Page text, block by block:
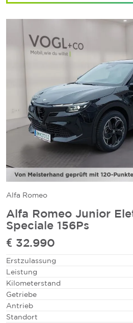
Alfa Romeo
Alfa Romeo Junior
Speciale 156Ps
€ 32.990
Erstzulassung
Leistung
Kilometerstand
Getriebe
Antrieb
Standort